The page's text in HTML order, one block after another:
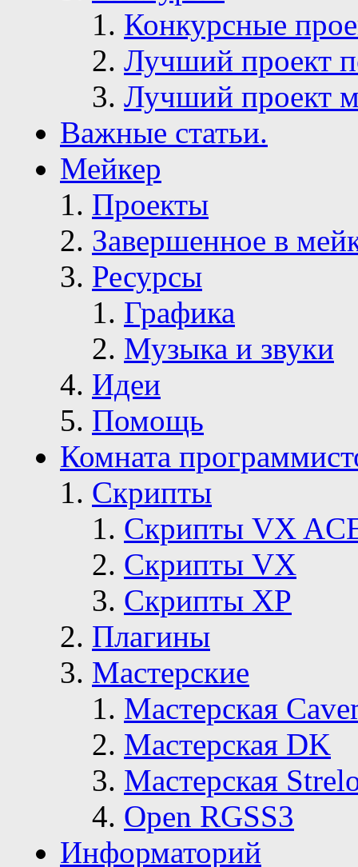
Конкурсные
Лучший проект
Лучший проект
Важные статьи.
Мейкер
Проекты
Завершенное в
Ресурсы
Графика
Музыка и звуки
Идеи
Помощь
Комната
Скрипты
Скрипты VX
Скрипты VX
Скрипты ХР
Плагины
Мастерские
Мастерская
Мастерская DK
Мастерская
Open RGSS3
Информаторий